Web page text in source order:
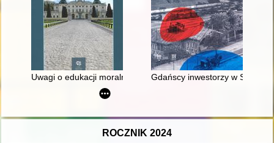
Uwagi o edukacji moralnej synów szlacheckich w XVI-
Gdańscy inwestorzy w
ROCZNIK 2024